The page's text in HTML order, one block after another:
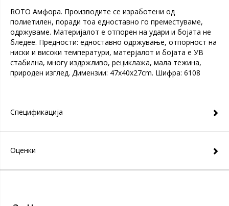
ROTO Амфора. Производите се изработени од
полиетилен, поради тоа едноставно го преместуваме,
одржуваме. Материјалот е отпорен на удари и бојата не
бледее. Предности: едноставно одржување, отпорност на
ниски и високи температури, матерјалот и бојата е УВ
стабилна, многу издржливо, рециклажа, мала тежина,
природен изглед. Димензии: 47x40x27cm. Шифра: 6108
Спецификација
Оценки